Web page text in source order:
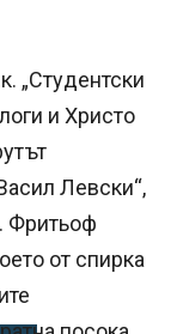
„Студентски
и Христо
Левски“,
Фритьоф
от спирка